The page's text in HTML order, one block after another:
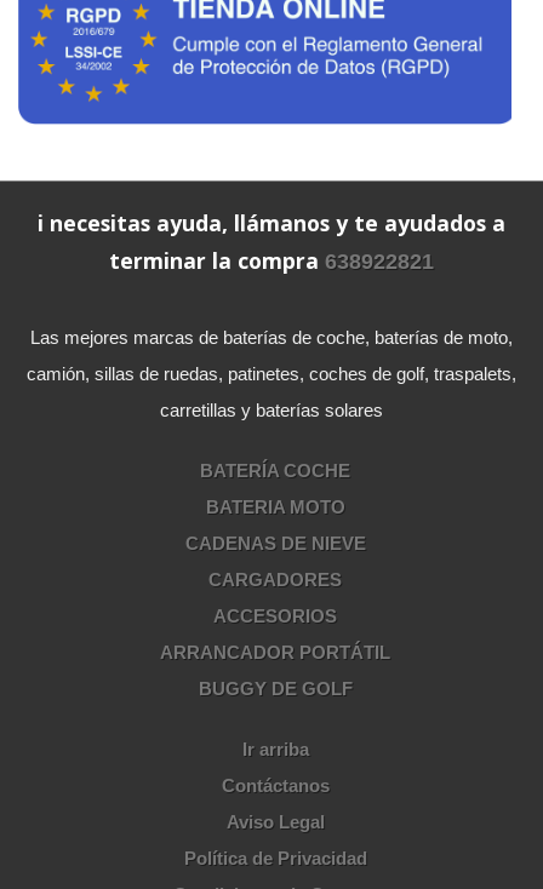
i necesitas ayuda, llámanos y te ayudados a
terminar la compra 638922821
Las mejores marcas de baterías de coche, baterías de moto,
camión, sillas de ruedas, patinetes, coches de golf, traspalets,
carretillas y baterías solares
BATERÍA COCHE
BATERIA MOTO
CADENAS DE NIEVE
CARGADORES
ACCESORIOS
ARRANCADOR PORTÁTIL
BUGGY DE GOLF
Ir arriba
Contáctanos
Aviso Legal
Política de Privacidad